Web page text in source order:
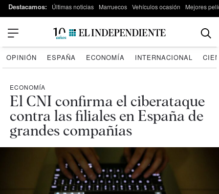
Destacamos: Últimas noticias Marruecos Vehículos ocasión Mejores
OPINIÓN ESPAÑA ECONOMÍA INTERNACIONAL
ECONOMÍA
El CNI confirma el ciberataque
contra las filiales en España de
grandes compañías